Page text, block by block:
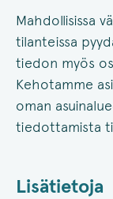
Mahdollisissa
tilanteissa
tiedon myös
Kehotamme
oman
tiedottamista
Lisätietoja